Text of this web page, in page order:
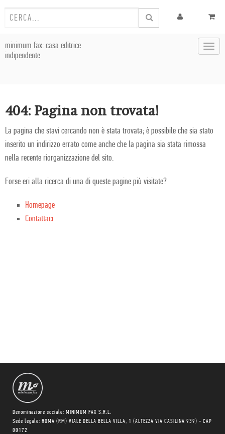
minimum fax: casa editrice
indipendente
404: Pagina non trovata!
La pagina che stavi cercando non è stata trovata; è possibile che sia stato
inserito un indirizzo errato come anche che la pagina sia stata rimossa
nella recente riorganizzazione del sito.
Forse eri alla ricerca di una di queste pagine più visitate?
Homepage
Contattaci
Denominazione sociale: MINIMUM FAX S.R.L.
Sede legale: ROMA (RM) VIALE DELLA BELLA VILLA, 1 (ALTEZZA VIA CASILINA 939) - CAP
00172